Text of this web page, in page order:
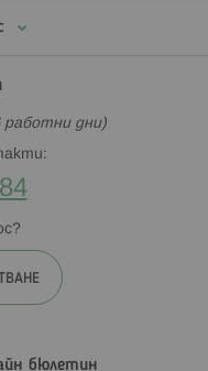
работни дни)
бюлетин